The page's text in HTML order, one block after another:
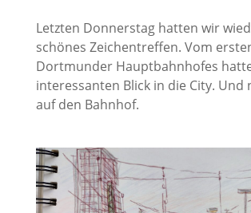
Letzten Donnerstag hatten wir
schönes Zeichentreffen. Vom
Dortmunder Hauptbahnhofes
interessanten Blick in die City. Und
auf den Bahnhof.